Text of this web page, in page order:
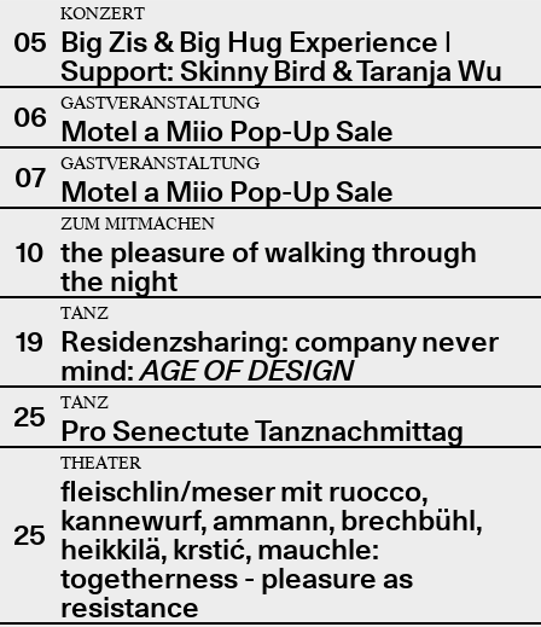
05
KONZERT
Big Zis & Big Hug Experience |
Support: Skinny Bird & Taranja Wu
06
GASTVERANSTALTUNG
Motel a Miio Pop-Up Sale
07
GASTVERANSTALTUNG
Motel a Miio Pop-Up Sale
10
ZUM MITMACHEN
the pleasure of walking through
the night
19
TANZ
Residenzsharing: company never
mind:AGE OF DESIGN
25
TANZ
Pro Senectute Tanznachmittag
25
THEATER
fleischlin/meser mit ruocco,
kannewurf, ammann, brechbühl,
heikkilä, krstić, mauchle:
togetherness - pleasure as
resistance